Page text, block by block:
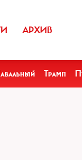
АРХИВ
Трамп